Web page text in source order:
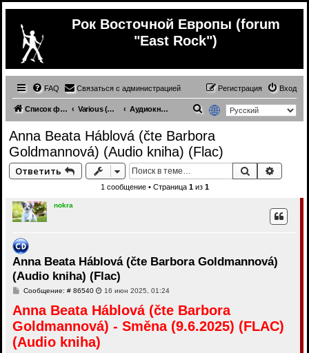
Рок Восточной Европы (forum
"East Rock")
FAQ Связаться с администрацией Вход
Регистрация
Список форумов Various (Разное) Аудиокниги
и
с
Anna Beata Háblová (čte Barbora
Goldmannová) (Audio kniha) (Flac)
Ответить Поиск
1 сообщение • Страница 1из 1
nokra
Anna Beata Háblová (čte Barbora Goldmannová)
(Audio kniha) (Flac)
Сообщение: # 86540С
о
б
щ
е
н
и
16 июн 2025, 01:24
Anna Beata Háblová (čte Barbora
Goldmannová) - Směna (9.6.2025) (FLAC)
(Audio kniha)